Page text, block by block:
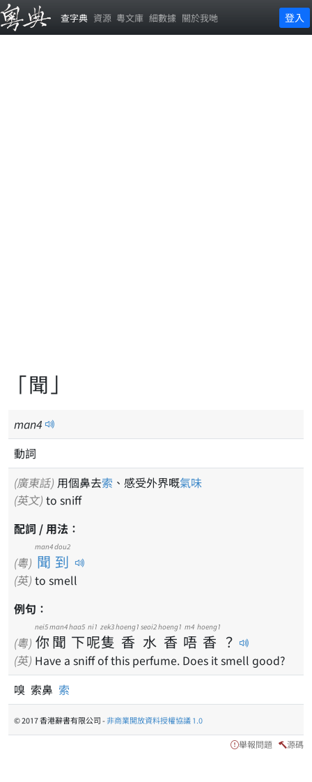
查字典 資源 粵文庫 細數據 關於我哋 登入
「聞」
man4
動詞
(廣東話) 用個鼻去索 、感受外界嘅氣味
(英文) to sniff
配詞 / 用法：
(粵) 聞到
man4 dou2
(英) to smell
例句：
(粵) 你
nei5
聞
man4
下
haa5
呢
ni1
隻
zek3
香
hoeng1
水
seoi2
香
hoeng1
唔
m4
香
hoeng1
？
(英) Have a sniff of this perfume. Does it smell good?
嗅 索鼻 索
© 2017 香港辭書有限公司 -非商業開放資料授權協議 1.0
舉報問題 源碼